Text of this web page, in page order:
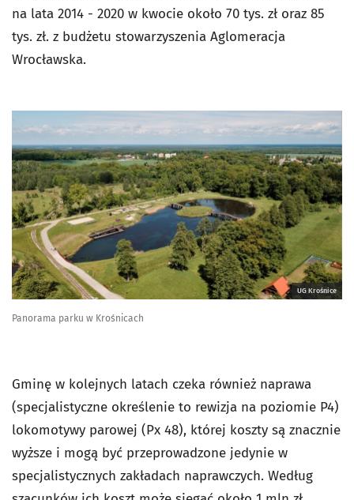
na lata 2014 - 2020 w kwocie około 70 tys. zł oraz 85
tys. zł. z budżetu stowarzyszenia Aglomeracja
Wrocławska.
UG Krośnice
Panorama parku w Krośnicach
Gminę w kolejnych latach czeka również naprawa
(specjalistyczne określenie to rewizja na poziomie P4)
lokomotywy parowej (Px 48), której koszty są znacznie
wyższe i mogą być przeprowadzone jedynie w
specjalistycznych zakładach naprawczych. Według